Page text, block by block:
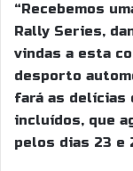
“Recebemos
Rally Series,
vindas a esta
desporto
fará as delícias
incluídos, que
pelos dias 23 e